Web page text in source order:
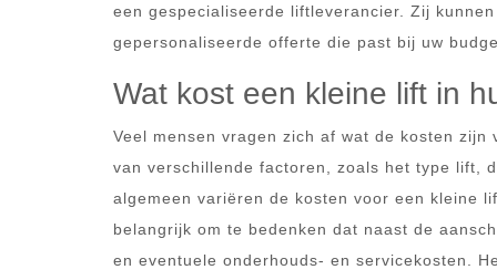
een gespecialiseerde liftleverancier. Zij
gepersonaliseerde offerte die past bij uw
Wat kost een kleine lift in
Veel mensen vragen zich af wat de kosten
van verschillende factoren, zoals het type lift,
algemeen variëren de kosten voor een kleine
belangrijk om te bedenken dat naast de
en eventuele onderhouds- en servicekosten.